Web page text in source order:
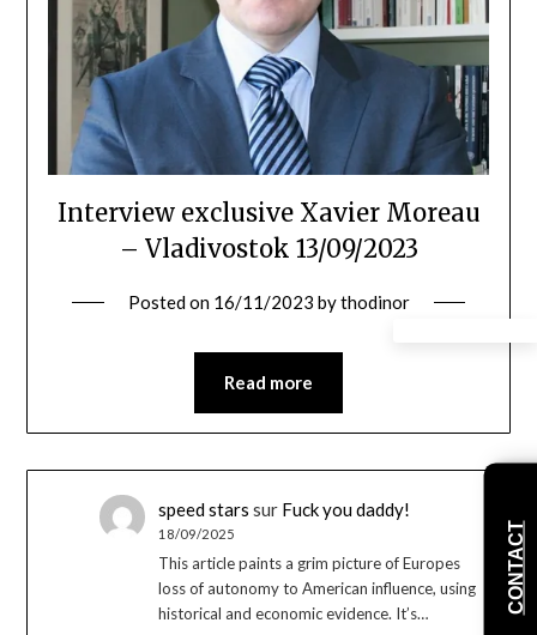
Interview exclusive Xavier Moreau
– Vladivostok 13/09/2023
Posted on 16/11/2023 bythodinor
Read more
speed stars sur Fuck you daddy!
18/09/2025
This article paints a grim picture of Europes
loss of autonomy to American influence, using
historical and economic evidence. It’s…
CONTACT